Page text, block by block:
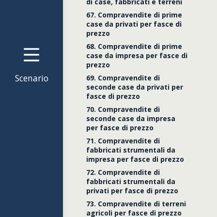
Scenario
Dati
Mutui
società
67. Compravendite di prime
case da privati per fasce di
prezzo
68. Compravendite di prime
case da impresa per fasce di
prezzo
69. Compravendite di
seconde case da privati per
fasce di prezzo
70. Compravendite di
seconde case da impresa
per fasce di prezzo
71. Compravendite di
fabbricati strumentali da
impresa per fasce di prezzo
72. Compravendite di
fabbricati strumentali da
privati per fasce di prezzo
73. Compravendite di terreni
agricoli per fasce di prezzo